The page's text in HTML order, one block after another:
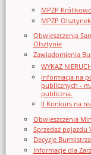
MPZP
MPZP
Obwieszczenia
Olsztynie
Zawiadomienia
WYKAZ
Informacja na
publicznych -
publiczna.
II Konkurs na
Obwieszczenia
Sprzedaż pojazdu
Decyzje
Informacje dla